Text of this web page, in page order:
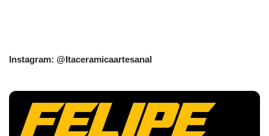
Instagram: @Itaceramicaartesanal